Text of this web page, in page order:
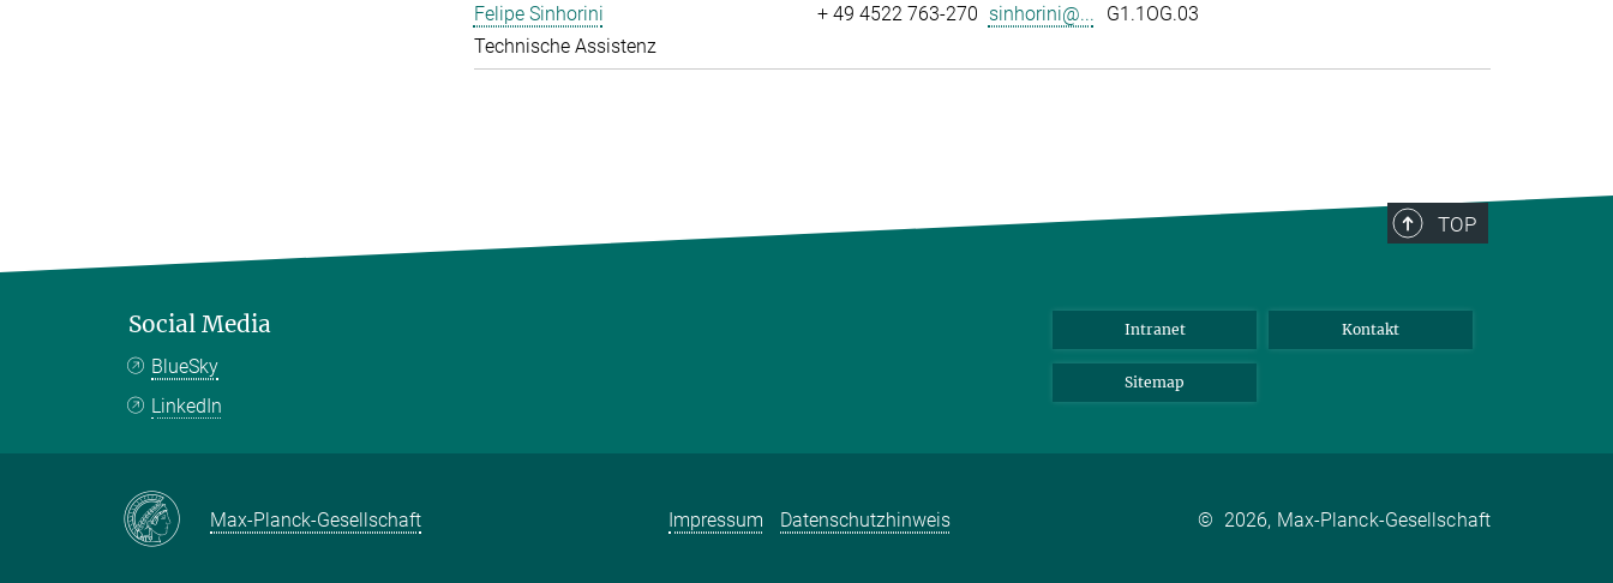
Felipe Sinhorini
Technische Assistenz
+ 49 4522 763-270 sinhorini@... G1.1OG.03
TOP
Social Media
BlueSky
LinkedIn
Intranet Kontakt
Sitemap
Max-Planck-Gesellschaft Impressum Datenschutzhinweis © 2026, Max-Planck-Gesellschaft